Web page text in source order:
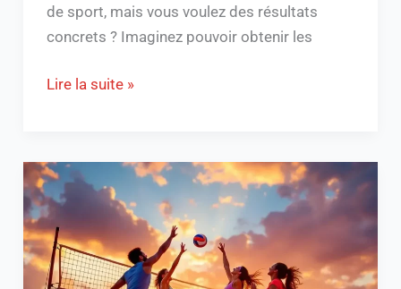
de sport, mais vous voulez des résultats
concrets ? Imaginez pouvoir obtenir les
Lire la suite »
Découvrez
Volleyweb
:
l’actu
ultime